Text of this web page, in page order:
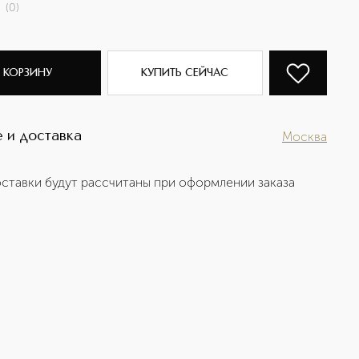
(0)
КОРЗИНУ КУПИТЬ СЕЙЧАС
и доставка Москва
будут рассчитаны при оформлении заказа